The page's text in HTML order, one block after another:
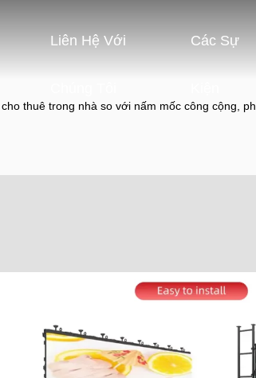
Liên Hệ Với Các Sự
thuê trong nhà so với nấm mốc công cộng,